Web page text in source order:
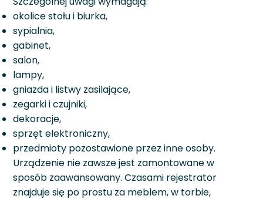
okolice stołu i biurka,
sypialnia,
gabinet,
salon,
lampy,
gniazda i listwy zasilające,
zegarki i czujniki,
dekoracje,
sprzęt elektroniczny,
przedmioty pozostawione przez inne osoby.
Urządzenie nie zawsze jest zamontowane w
sposób zaawansowany. Czasami rejestrator
znajduje się po prostu za meblem, w torbie,